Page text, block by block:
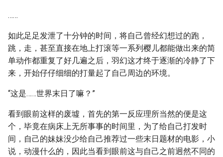
……
如此足足发泄了十分钟的时间，将自己曾经幻想过的跑，
跳，走，甚至直接在地上打滚等一系列樱儿都能做出来的简
单动作都重复了好几遍之后，羽幻这才终于逐渐的冷静了下
来，开始仔仔细细的打量起了自己周边的环境。
“这是……世界末日了嘛？”
看到眼前这样的废墟，首先的第一反应理所当然的便是这
个，毕竟在病床上无所事事的时间里，为了给自己打发时
间，自己的妹妹没少给自己推荐过一些末日题材的电影，小
说，动漫什么的，因此当看到眼前这与自己之前迥然不同的